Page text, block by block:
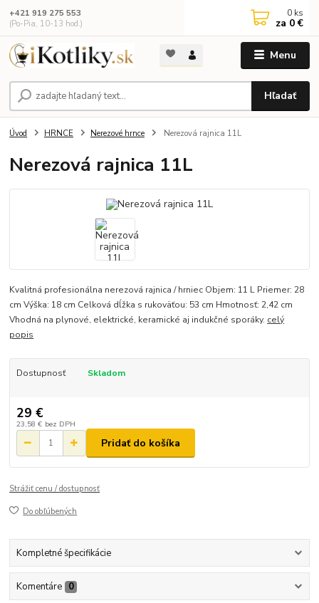
Menu
Hľadať
+421 919 275 553
(Po-Pia, 10-13 hod.)
0 ks
za 0 €
Úvod HRNCE Nerezové hrnce Nerezová rajnica 11L
Nerezová rajnica 11L
Kvalitná profesionálna nerezová rajnica / hrniec Objem: 11 L Priemer: 28
cm Výška: 18 cm Celková dĺžka s rukoväťou: 53 cm Hmotnosť: 2,42 cm
Vhodná na plynové, elektrické, keramické aj indukčné sporáky. celý
popis
Dostupnosť Skladom
29 €
23,58 € bez DPH
Pridať do košíka
Strážiť cenu / dostupnosť
Do obľúbených
Kompletné špecifikácie
Komentáre 0